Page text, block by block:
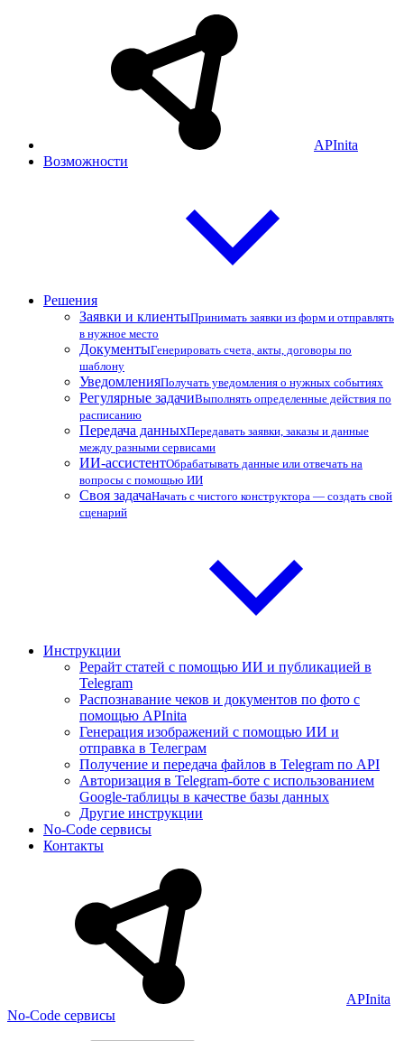
APInita
Возможности
Решения
Заявки и клиентыПринимать заявки из форм и отправлять
в нужное место
ДокументыГенерировать счета, акты, договоры по
шаблону
УведомленияПолучать уведомления о нужных событиях
Регулярные задачиВыполнять определенные действия по
расписанию
Передача данныхПередавать заявки, заказы и данные
между разными сервисами
ИИ-ассистентОбрабатывать данные или отвечать на
вопросы с помощью ИИ
Своя задачаНачать с чистого конструктора — создать свой
сценарий
Инструкции
Рерайт статей с помощью ИИ и публикацией в
Telegram
Распознавание чеков и документов по фото с
помощью APInita
Генерация изображений с помощью ИИ и
отправка в Телеграм
Получение и передача файлов в Telegram по API
Авторизация в Telegram-боте с использованием
Google-таблицы в качестве базы данных
Другие инструкции
No-Code сервисы
Контакты
APInita
No-Code сервисы